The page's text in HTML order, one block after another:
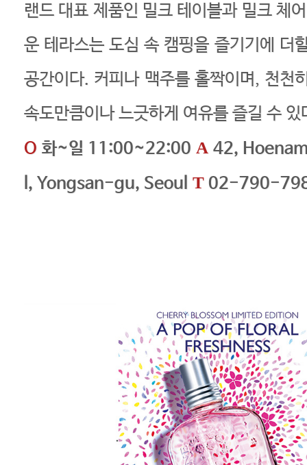
랜드 대표 제품인 밀크 테이블과 밀크 체
운 테라스는 도심 속 캠핑을 즐기기에 더
공간이다. 커피나 맥주를 홀짝이며, 천천
속도만큼이나 느긋하게 여유를 즐길 수
O 화~일 11:00~22:00 A 42,
l, Yongsan-gu, Seoul T 02-790-